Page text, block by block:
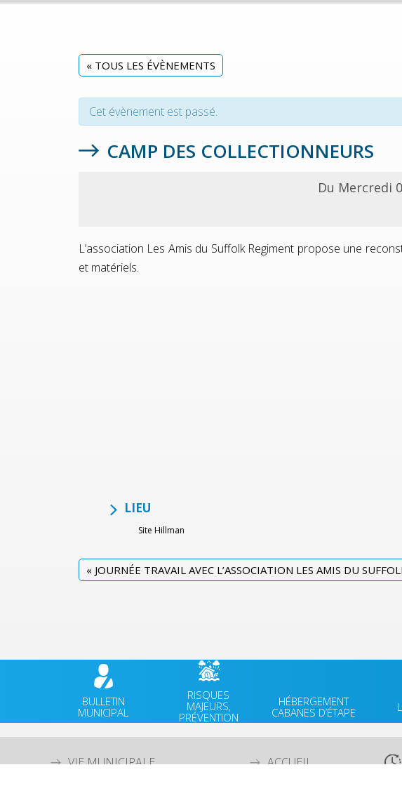
« TOUS LES ÉVÈNEMENTS
Cet évènement est passé.
CAMP DES COLLECTIONNEURS
Du Mercredi
L’association Les Amis du Suffolk Regiment propose une
et matériels.
LIEU
Site Hillman
« JOURNÉE TRAVAIL AVEC L’ASSOCIATION LES AMIS DU
BULLETIN
MUNICIPAL
RISQUES
MAJEURS,
PRÉVENTION
HÉBERGEMENT
CABANES D’ÉTAPE
VIE MUNICIPALE
ACCUEIL